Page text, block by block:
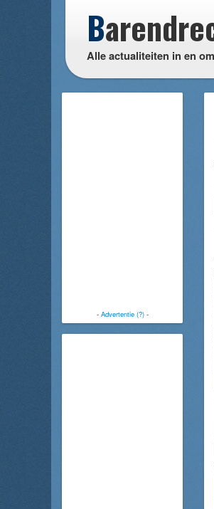
B
Alle actualiteiten in en
- Advertentie (?)-